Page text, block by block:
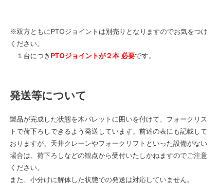
※双方ともにPTOジョイントは別売りとなりますのでお気をつけ
ください。
１台につき PTOジョイントが２本 必要です。
発送等について
製品が完成した状態を木パレットに囲いを付けて、フォークリス
トで荷下ろしできるよう発送しています。前述の表にも記載して
おりますが、天井クレーンやフォークリフトといった設備がない
場合は、荷下ろしなどの観点から受付いたしかねますのでご注意
ください。
また、小分けに解体した状態での発送は対応していません。